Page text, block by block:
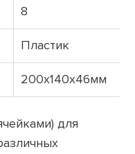
8
Пластик
200х140х46мм
для